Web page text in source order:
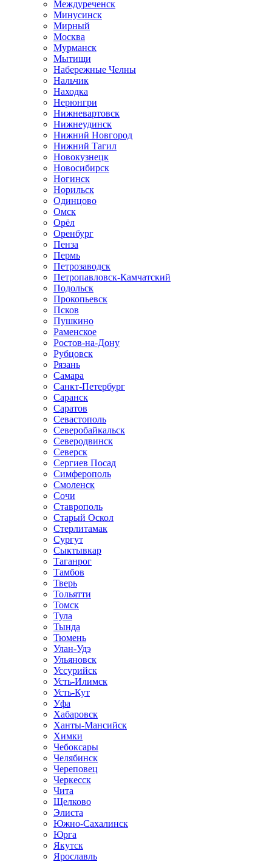
Междуреченск
Минусинск
Мирный
Москва
Мурманск
Мытищи
Набережные Челны
Нальчик
Находка
Нерюнгри
Нижневартовск
Нижнеудинск
Нижний Новгород
Нижний Тагил
Новокузнецк
Новосибирск
Ногинск
Норильск
Одинцово
Омск
Орёл
Оренбург
Пенза
Пермь
Петрозаводск
Петропавловск-Камчатский
Подольск
Прокопьевск
Псков
Пушкино
Раменское
Ростов-на-Дону
Рубцовск
Рязань
Самара
Санкт-Петербург
Саранск
Саратов
Севастополь
Северобайкальск
Северодвинск
Северск
Сергиев Посад
Симферополь
Смоленск
Сочи
Ставрополь
Старый Оскол
Стерлитамак
Сургут
Сыктывкар
Таганрог
Тамбов
Тверь
Тольятти
Томск
Тула
Тында
Тюмень
Улан-Удэ
Ульяновск
Уссурийск
Усть-Илимск
Усть-Кут
Уфа
Хабаровск
Ханты-Мансийск
Химки
Чебоксары
Челябинск
Череповец
Черкесск
Чита
Щелково
Элиста
Южно-Сахалинск
Юрга
Якутск
Ярославль